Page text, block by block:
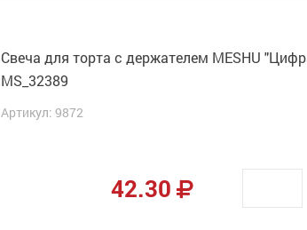
Свеча для торта с держателем MESHU
MS_32389
Артикул: 9872
42.30